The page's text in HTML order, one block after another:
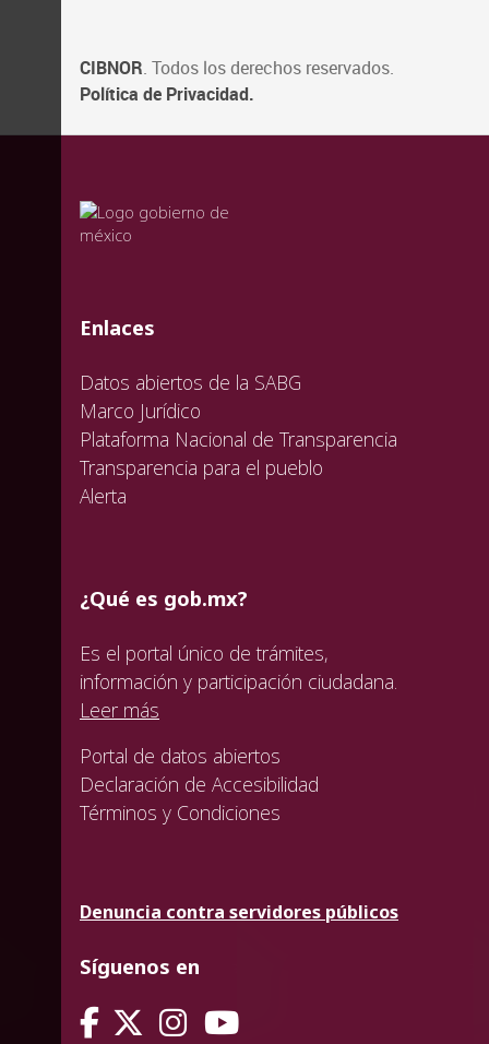
CIBNOR. Todos los derechos reservados.
Política de Privacidad.
valida
valida
valida
Enlaces
Datos abiertos de la SABG
Marco Jurídico
Plataforma Nacional de Transparencia
Transparencia para el pueblo
Alerta
¿Qué es gob.mx?
Es el portal único de trámites,
información y participación ciudadana.
Leer más
Portal de datos abiertos
Declaración de Accesibilidad
Términos y Condiciones
Denuncia contra servidores públicos
Síguenos en